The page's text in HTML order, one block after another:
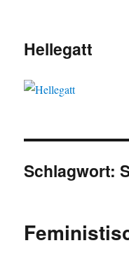
Hellegatt
Schlagwort: